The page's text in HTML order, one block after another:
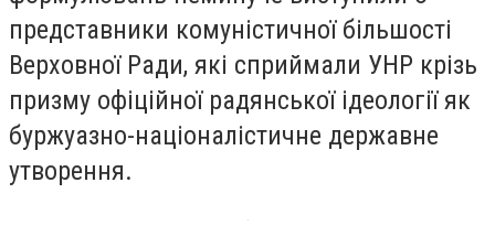
представники комуністичної більшості
Верховної Ради, які сприймали УНР крізь
призму офіційної радянської ідеології як
буржуазно-націоналістичне державне
утворення.